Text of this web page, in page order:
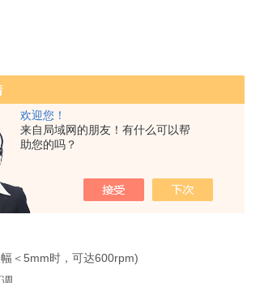
欢迎您！
来自局域网的朋友！有什么可以帮
助您的吗？
＜5mm时，可达600rpm)